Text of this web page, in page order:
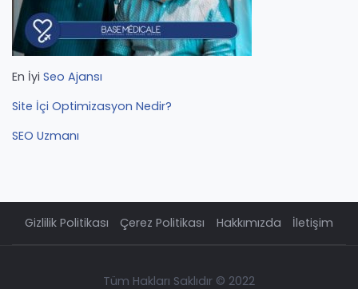
En İyi Seo Ajansı
Site İçi Optimizasyon Nedir?
SEO Uzmanı
Gizlilik Politikası Çerez Politikası Hakkımızda İletişim
Tüm Hakları Saklıdır © 2022